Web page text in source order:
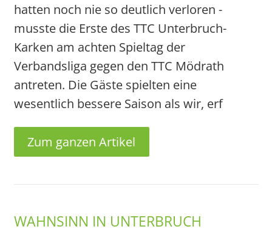
hatten noch nie so deutlich verloren -
musste die Erste des TTC Unterbruch-
Karken am achten Spieltag der
Verbandsliga gegen den TTC Mödrath
antreten. Die Gäste spielten eine
wesentlich bessere Saison als wir, erf
Zum ganzen Artikel
WAHNSINN IN UNTERBRUCH